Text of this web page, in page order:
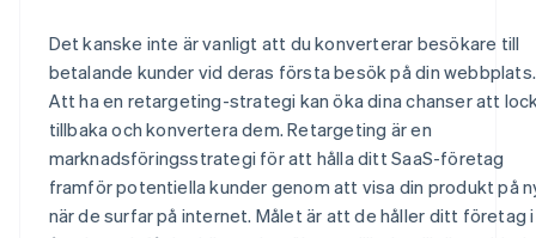
Det kanske inte är vanligt att du konverterar besökare till
betalande kunder vid deras första besök på din webbplats.
Att ha en retargeting-strategi kan öka dina chanser att
tillbaka och konvertera dem. Retargeting är en
marknadsföringsstrategi för att hålla ditt SaaS-företag
framför potentiella kunder genom att visa din produkt på
när de surfar på internet. Målet är att de håller ditt företag i